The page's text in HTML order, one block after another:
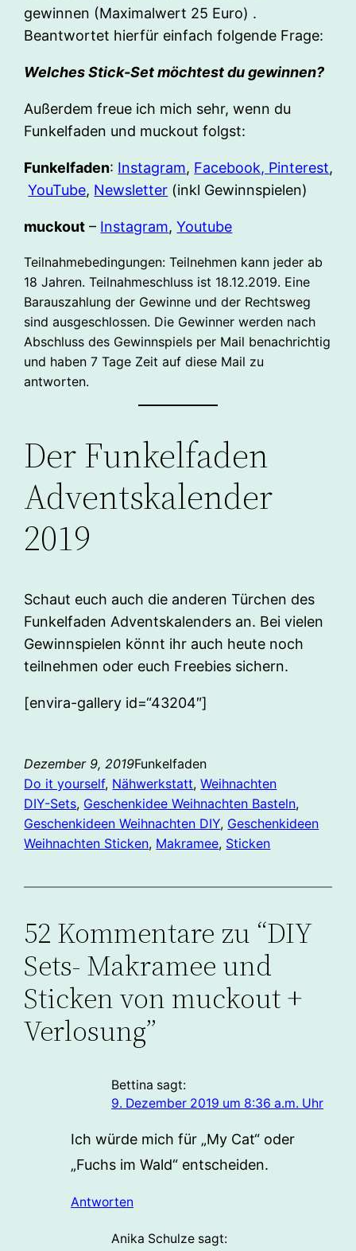
gewinnen (Maximalwert 25 Euro) .
Beantwortet hierfür einfach folgende Frage:
Welches Stick-Set möchtest du gewinnen?
Außerdem freue ich mich sehr, wenn du
Funkelfaden und muckout folgst:
Funkelfaden: Instagram, Facebook, Pinterest,
YouTube, Newsletter (inkl Gewinnspielen)
muckout – Instagram,Youtube
Teilnahmebedingungen: Teilnehmen kann jeder ab
18 Jahren. Teilnahmeschluss ist 18.12.2019. Eine
Barauszahlung der Gewinne und der Rechtsweg
sind ausgeschlossen. Die Gewinner werden nach
Abschluss des Gewinnspiels per Mail benachrichtig
und haben 7 Tage Zeit auf diese Mail zu
antworten.
Der Funkelfaden
Adventskalender
2019
Schaut euch auch die anderen Türchen des
Funkelfaden Adventskalenders an. Bei vielen
Gewinnspielen könnt ihr auch heute noch
teilnehmen oder euch Freebies sichern.
[envira-gallery id=“43204″]
Dezember 9, 2019Funkelfaden
Do it yourself, Nähwerkstatt, Weihnachten
DIY-Sets, Geschenkidee Weihnachten Basteln
Geschenkideen Weihnachten DIY, Geschenkideen
Weihnachten Sticken, Makramee, Sticken
52 Kommentare zu “DIY
Sets- Makramee und
Sticken von muckout +
Verlosung”
Bettina sagt:
9. Dezember 2019 um 8:36 a.m. Uhr
Ich würde mich für „My Cat“ oder
„Fuchs im Wald“ entscheiden.
Antworten
Anika Schulze sagt: